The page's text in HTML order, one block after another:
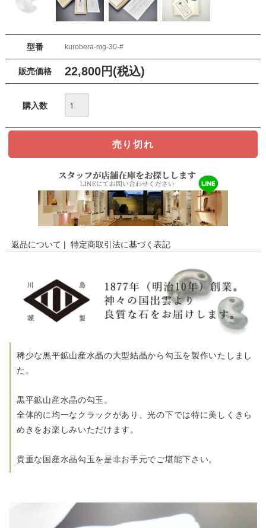
型番 kurobera-mg-30-#
販売価格 22,800円(税込)
購入数
返品について | 特定商取引法に基づく表記
稀少な黒平鉱山産水晶の大型結晶から勾玉を製作いたしまし
た。
黒平鉱山産水晶の勾玉。
全体的に均一なクラックがあり、光の下では特に美しくきら
めきをお楽しみいただけます。
貴重な国産水晶勾玉を是非お手元でご堪能下さい。